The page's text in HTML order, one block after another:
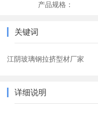
产品规格：
关键词
江阴玻璃钢拉挤型材厂家
详细说明